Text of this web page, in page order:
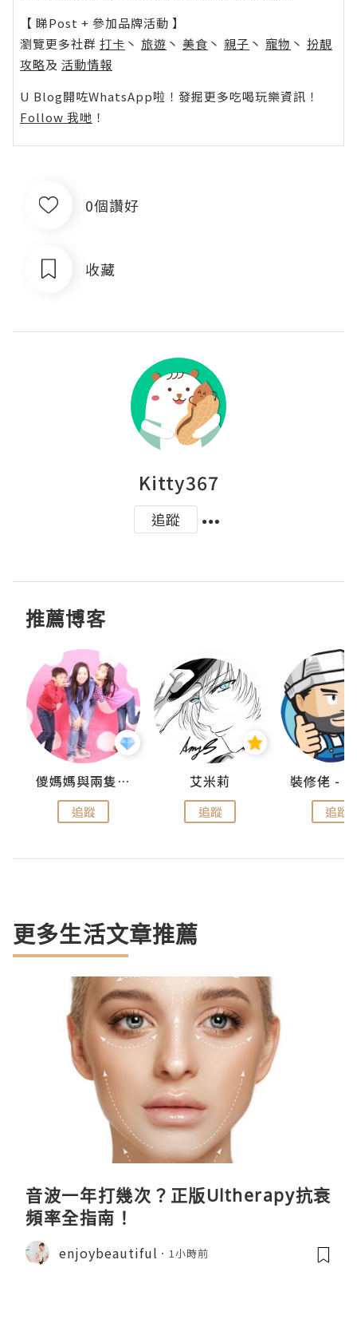
【 睇Post + 參加品牌活動 】
瀏覽更多社群 打卡 丶 旅遊 丶 美食 丶 親子 丶 寵物 丶 扮靚
攻略及 活動情報
U Blog開咗WhatsApp啦！發掘更多吃喝玩樂資訊！
Follow 我哋 ！
0個讚好
收藏
Kitty367
追蹤
推薦博客
儍媽媽與兩隻小魔怪之家
追蹤
艾米莉
追蹤 追蹤
更多生活文章推薦
音波一年打幾次？正版Ultherapy抗衰
頻率全指南！
enjoybeautiful 1小時前